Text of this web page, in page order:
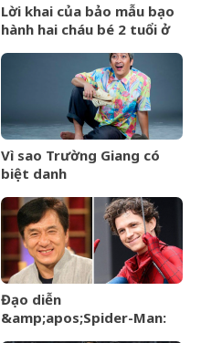
Lời khai của bảo mẫu bạo
hành hai cháu bé 2 tuổi ở
TPHCM
Vì sao Trường Giang có
biệt danh
Khó&amp;apos;?
Đạo diễn
&amp;apos;Spider-Man: